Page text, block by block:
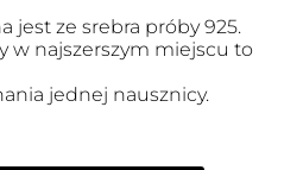
jest ze srebra próby 925.
w najszerszym miejscu to
jednej nausznicy.